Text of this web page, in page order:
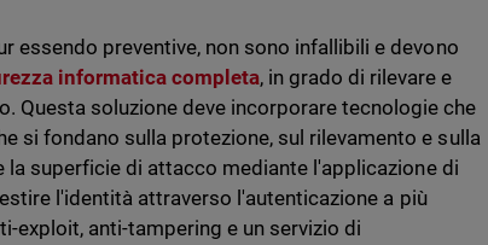
essendo preventive, non sono infallibili e devono
informatica completa, in grado di rilevare e
Questa soluzione deve incorporare tecnologie che
si fondano sulla protezione, sul rilevamento e sulla
superficie di attacco mediante l'applicazione di
l'identità attraverso l'autenticazione a più
exploit, anti-tampering e un servizio di